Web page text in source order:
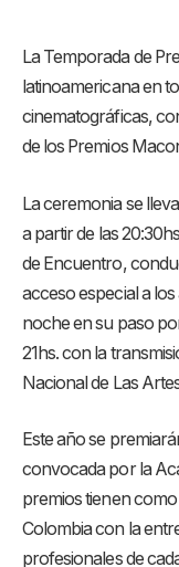
La Temporada de
latinoamericana en
cinematográficas,
de los Premios
La ceremonia se
a partir de las
de Encuentro,
acceso especial a
noche en su paso
21hs. con la
Nacional de Las
Este año se
convocada por la
premios tienen como
Colombia con la
profesionales de